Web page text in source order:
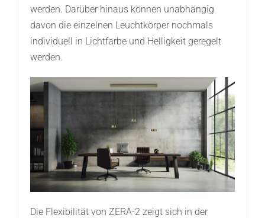
werden. Darüber hinaus können unabhängig
davon die einzelnen Leuchtkörper nochmals
individuell in Lichtfarbe und Helligkeit geregelt
werden.
Die Flexibilität von ZERA-2 zeigt sich in der